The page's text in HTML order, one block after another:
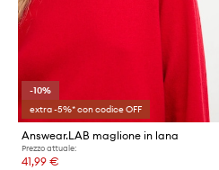
-10%
extra -5%* con codice OFF
Answear.LAB maglione in lana
Prezzo attuale:
41,99 €